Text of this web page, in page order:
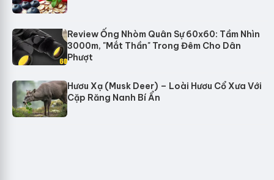
Review Ống Nhòm Quân Sự 60x60: Tầm Nhìn
3000m, "Mắt Thần" Trong Đêm Cho Dân
Phượt
Hươu Xạ (Musk Deer) – Loài Hươu Cổ Xưa Với
Cặp Răng Nanh Bí Ẩn